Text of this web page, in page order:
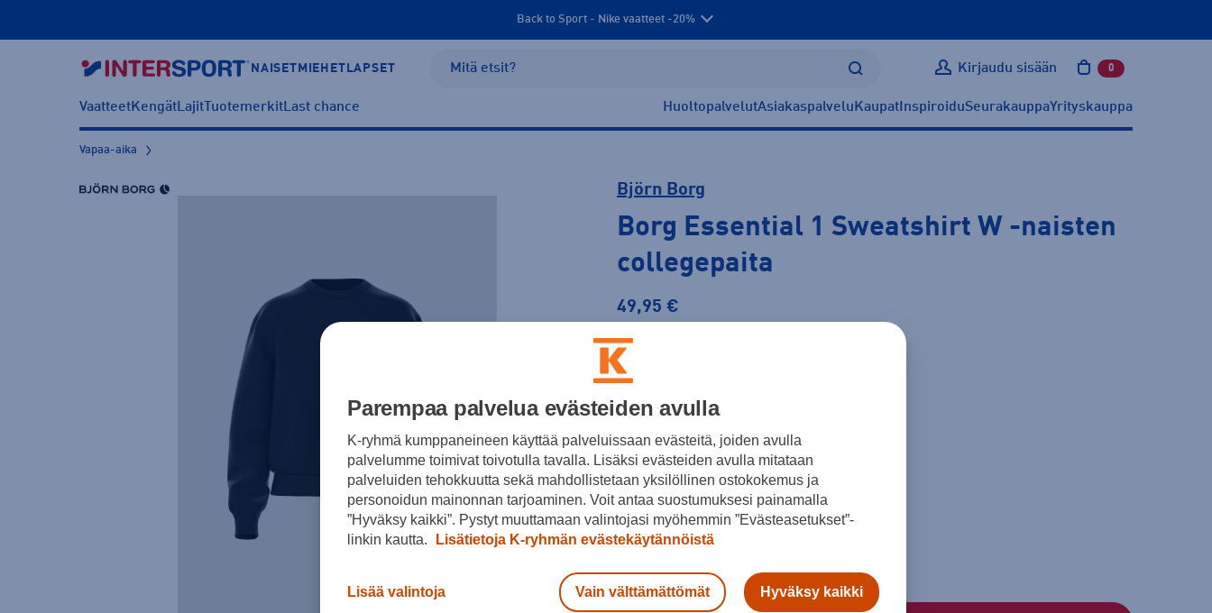
Back to Sport - Nike vaatteet -20%
NAISET MIEHET LAPSET Kirjaudu sisään 0 tuotetta
VaatteetKengätLajitTuotemerkitLast chance HuoltopalvelutAsiakaspalvelu Kaupat InspiroiduSeurakauppaYrityskauppa
Vapaa-aika
Björn Borg
Borg Essential 1 Sweatshirt W -naisten
collegepaita
49,95 €
Väri
Musta
M L
Kokotaulukko
Parempaa palvelua evästeiden avulla
K-ryhmä kumppaneineen käyttää palveluissaan evästeitä, joiden avulla
palvelumme toimivat toivotulla tavalla. Lisäksi evästeiden avulla mitataan
palveluiden tehokkuutta sekä mahdollistetaan yksilöllinen ostokokemus ja
personoidun mainonnan tarjoaminen. Voit antaa suostumuksesi painamalla
”Hyväksy kaikki”. Pystyt muuttamaan valintojasi myöhemmin ”Evästeasetukset”-
linkin kautta.
Lisätietoja K-ryhmän evästekäytännöistä
Lisää valintoja Vain välttämättömät Hyväksy kaikki